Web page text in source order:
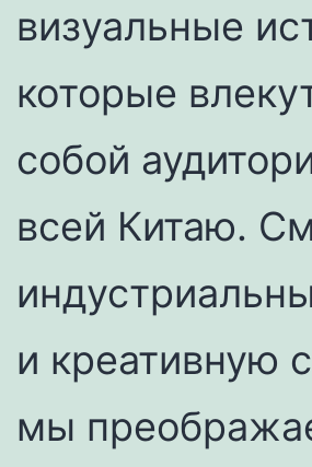
визуальные
которые
собой
всей Китаю.
и креативную
мы